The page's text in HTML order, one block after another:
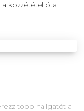
a közzététel óta
több hallgatót a